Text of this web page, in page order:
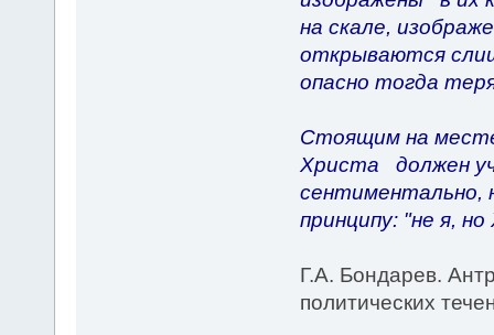
на скале,
открываются
опасно тогда
Стоящим на месте
Христа должен
сентиментально,
принципу: "не я,
Г.А. Бондарев.
политических